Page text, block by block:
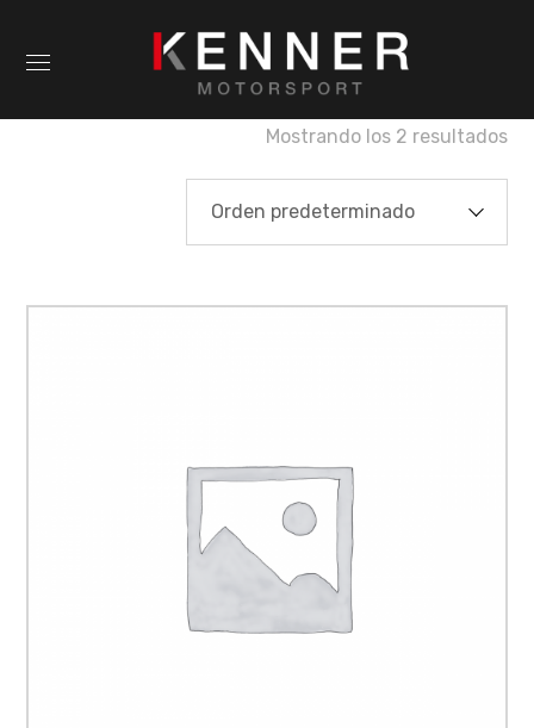
Mostrando los 2 resultados